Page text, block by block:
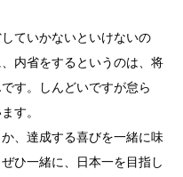
ていかないといけないの
内省をするというのは、将
す。しんどいですが怠ら
す。
、達成する喜びを一緒に味
ひ一緒に、日本一を目指し